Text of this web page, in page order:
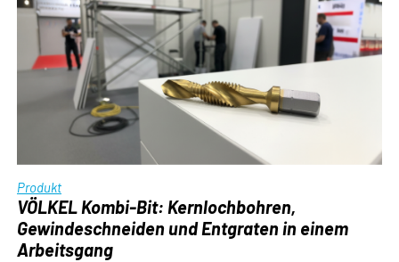
Produkt
VÖLKEL Kombi-Bit: Kernlochbohren,
Gewindeschneiden und Entgraten in einem
Arbeitsgang